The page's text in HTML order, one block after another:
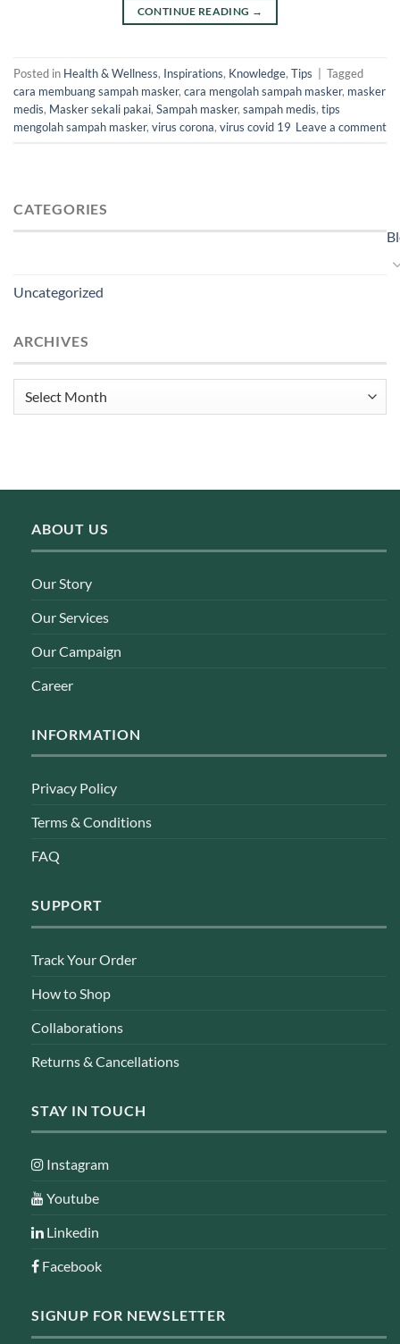
CONTINUE READING →
Posted in Health & Wellness, Inspirations, Knowledge, Tips
Tagged
cara membuang sampah masker, cara mengolah sampah masker, masker
medis, Masker sekali pakai, Sampah masker, sampah medis, tips
mengolah sampah masker, virus corona, virus covid 19 Leave a comment
CATEGORIES
Uncategorized
ARCHIVES
Archives
ABOUT US
Our Story
Our Services
Our Campaign
Career
INFORMATION
Privacy Policy
Terms & Conditions
FAQ
SUPPORT
Track Your Order
How to Shop
Collaborations
Returns & Cancellations
STAY IN TOUCH
Instagram
Youtube
Linkedin
Facebook
SIGNUP FOR NEWSLETTER